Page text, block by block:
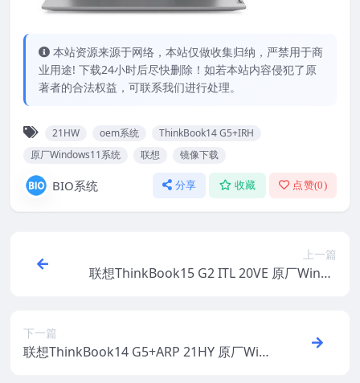
本站资源来源于网络，本站仅做收集归纳，严禁用于商
业用途! 下载24小时后尽快删除！如若本站内容侵犯了原
著者的合法权益，可联系我们进行处理。
21HW oem系统
ThinkBook14 G5+IRH
原厂Windows11系统
联想 镜像下载
BIO系统 分享 收藏 点赞(0)
上一篇
联想ThinkBook15 G2 ITL 20VE 原厂Windo
下一篇
联想ThinkBook14 G5+ARP 21HY 原厂Win